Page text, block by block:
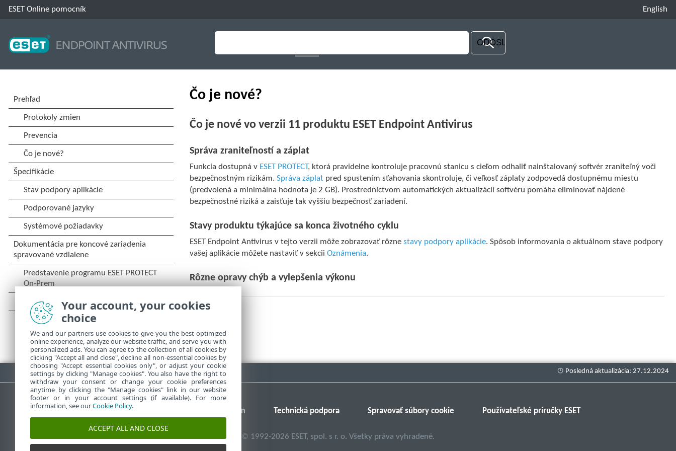
ESET Online pomocník English
Čo je nové?
Čo je nové vo verzii 11 produktu ESET Endpoint Antivirus
Správa zraniteľností a záplat
Funkcia dostupná v ESET PROTECT, ktorá pravidelne kontroluje pracovnú stanicu s cieľom odhaliť nainštalovaný softvér zraniteľný voči
bezpečnostným rizikám.Správa záplat pred spustením sťahovania skontroluje, či veľkosť záplaty zodpovedá dostupnému miestu
(predvolená a minimálna hodnota je 2 GB). Prostredníctvom automatických aktualizácií softvéru pomáha eliminovať nájdené
bezpečnostné riziká a zaisťuje tak vyššiu bezpečnosť zariadení.
Stavy produktu týkajúce sa konca životného cyklu
ESET Endpoint Antivirus v tejto verzii môže zobrazovať rôznestavy podpory aplikácie. Spôsob informovania o aktuálnom stave podpory
vašej aplikácie môžete nastaviť v sekciiOznámenia.
Rôzne opravy chýb a vylepšenia výkonu
Stiahnuť PDF
Databáza znalostí ESET ESET Fórum Technická podpora Spravovať súbory cookie Používateľské príručky ESET
© 1992-2026 ESET, spol. s r. o. Všetky práva vyhradené.
Your account, your cookies
choice
We and our partners use cookies to give you the best optimized
online experience, analyze our website traffic, and serve you with
personalized ads. You can agree to the collection of all cookies by
clicking "Accept all and close", decline all non-essential cookies by
choosing "Accept essential cookies only", or adjust your cookie
settings by clicking "Manage cookies". You also have the right to
withdraw your consent or change your cookie preferences
anytime by clicking the "Manage cookies" link in our website
footer or in your account settings (if available). For more
information, see ourCookie Policy.
ACCEPT ALL AND CLOSE